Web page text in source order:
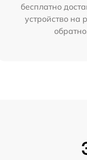
бесплатно
устройство на